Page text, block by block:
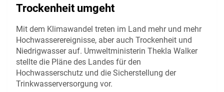
Trockenheit umgeht
Mit dem Klimawandel treten im Land mehr und mehr
Hochwasserereignisse, aber auch Trockenheit und
Niedrigwasser auf. Umweltministerin Thekla Walker
stellte die Pläne des Landes für den
Hochwasserschutz und die Sicherstellung der
Trinkwasserversorgung vor.